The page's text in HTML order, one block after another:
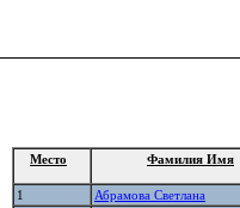
Место Фамилия Имя
1 Абрамова Светлана